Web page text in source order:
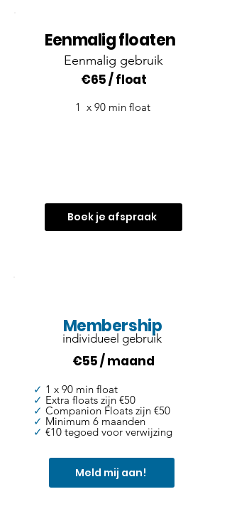
Eenmalig floaten
Eenmalig gebruik
€65 / float
1 x 90 min float
Boek je afspraak
Membership
individueel gebruik
€55 / maand
✓ 1 x 90 min float
✓ Extra floats zijn €50
✓ Companion Floats zijn €50
✓ Minimum 6 maanden
✓ €10 tegoed voor verwijzing
Meld mij aan!